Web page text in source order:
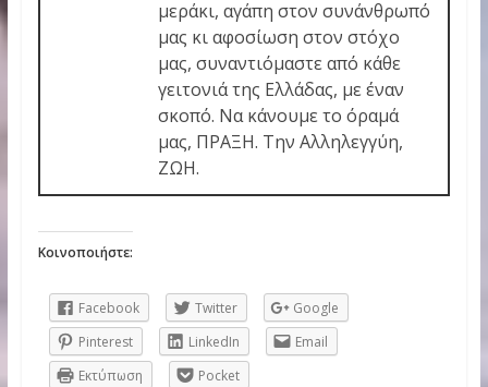
μεράκι, αγάπη στον συνάνθρωπό
μας κι αφοσίωση στον στόχο
μας, συναντιόμαστε από κάθε
γειτονιά της Ελλάδας, με έναν
σκοπό. Να κάνουμε το όραμά
μας, ΠΡΑΞΗ. Την Αλληλεγγύη,
ΖΩΗ.
Κοινοποιήστε:
Facebook Twitter
Google
Pinterest
LinkedIn
Email
Εκτύπωση
Pocket